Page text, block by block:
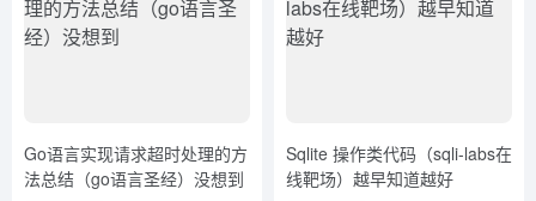
Go语言实现请求超时处理的方
法总结（go语言圣经）没想到
Sqlite 操作类代码（sqli-labs在
线靶场）越早知道越好